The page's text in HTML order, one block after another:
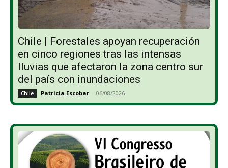
Chile | Forestales apoyan recuperación
en cinco regiones tras las intensas
lluvias que afectaron la zona centro sur
del país con inundaciones
Chile Patricia Escobar - 06/08/2026